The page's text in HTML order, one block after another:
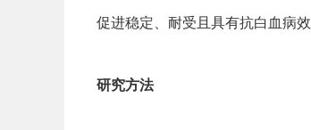
促进稳定、耐受且具有抗白血病
研究方法